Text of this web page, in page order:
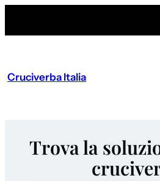
Cruciverba Italia
Trova la